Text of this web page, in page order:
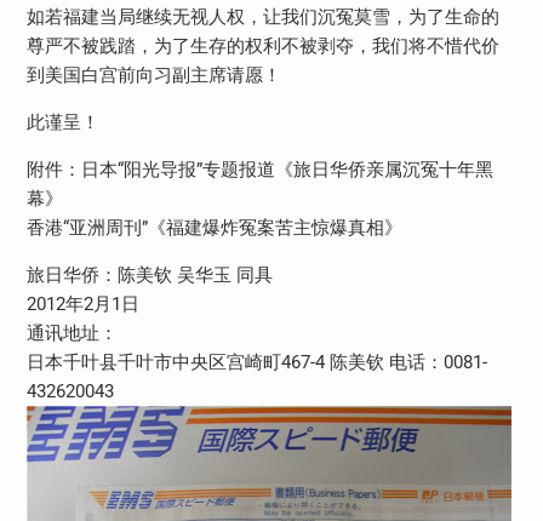
如若福建当局继续无视人权，让我们沉冤莫雪，为了生命的
尊严不被践踏，为了生存的权利不被剥夺，我们将不惜代价
到美国白宫前向习副主席请愿！
此谨呈！
附件：日本“阳光导报”专题报道《旅日华侨亲属沉冤十年黑
幕》
香港“亚洲周刊”《福建爆炸冤案苦主惊爆真相》
旅日华侨：陈美钦 吴华玉 同具
2012年2月1日
通讯地址：
日本千叶县千叶市中央区宫崎町467-4 陈美钦 电话：0081-
432620043